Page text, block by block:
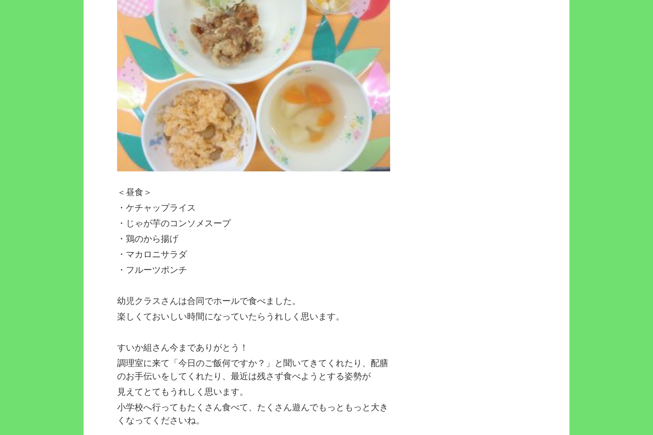
＜昼食＞
・ケチャップライス
・じゃが芋のコンソメスープ
・鶏のから揚げ
・マカロニサラダ
・フルーツポンチ
幼児クラスさんは合同でホールで食べました。
楽しくておいしい時間になっていたらうれしく思います。
すいか組さん今までありがとう！
調理室に来て「今日のご飯何ですか？」と聞いてきてくれたり、配膳
のお手伝いをしてくれたり、最近は残さず食べようとする姿勢が
見えてとてもうれしく思います。
小学校へ行ってもたくさん食べて、たくさん遊んでもっともっと大き
くなってくださいね。